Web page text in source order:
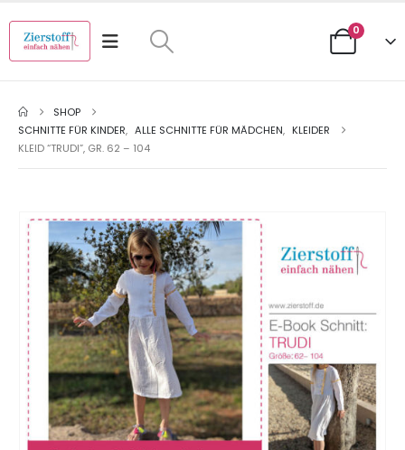
0
SHOP
SCHNITTE FÜR KINDER, ALLE SCHNITTE FÜR MÄDCHEN, KLEIDER
KLEID “TRUDI”, GR. 62 – 104